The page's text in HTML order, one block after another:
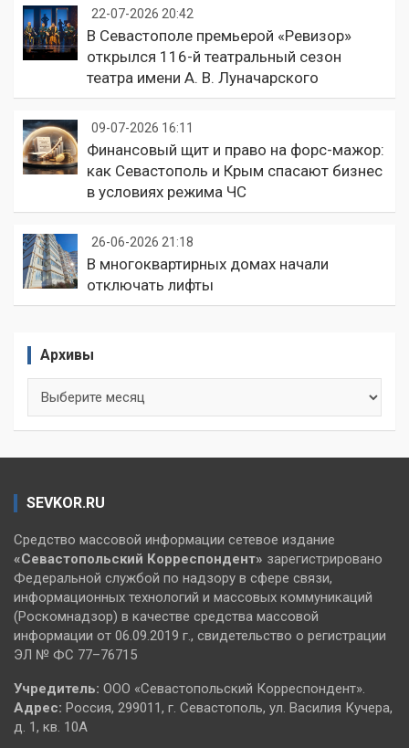
22-07-2026 20:42
В Севастополе премьерой «Ревизор»
открылся 116-й театральный сезон
театра имени А. В. Луначарского
09-07-2026 16:11
Финансовый щит и право на форс-мажор:
как Севастополь и Крым спасают бизнес
в условиях режима ЧС
26-06-2026 21:18
В многоквартирных домах начали
отключать лифты
Архивы
SEVKOR.RU
Средство массовой информации сетевое издание
«Севастопольский Корреспондент» зарегистрировано
Федеральной службой по надзору в сфере связи,
информационных технологий и массовых коммуникаций
(Роскомнадзор) в качестве средства массовой
информации от 06.09.2019 г., свидетельство о регистрации
ЭЛ № ФС 77–76715
Учредитель: ООО «Севастопольский Корреспондент».
Адрес: Россия, 299011, г. Севастополь, ул. Василия Кучера,
д. 1, кв. 10А